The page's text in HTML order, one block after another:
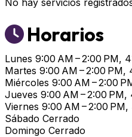
No hay servicios
Horarios
Lunes 9:00 AM – 2:00 PM,
Martes 9:00 AM – 2:00 PM,
Miércoles 9:00 AM – 2:00
Jueves 9:00 AM – 2:00 PM,
Viernes 9:00 AM – 2:00 PM,
Sábado Cerrado
Domingo Cerrado